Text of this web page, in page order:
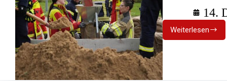
14.
Weiterlesen
Konzept